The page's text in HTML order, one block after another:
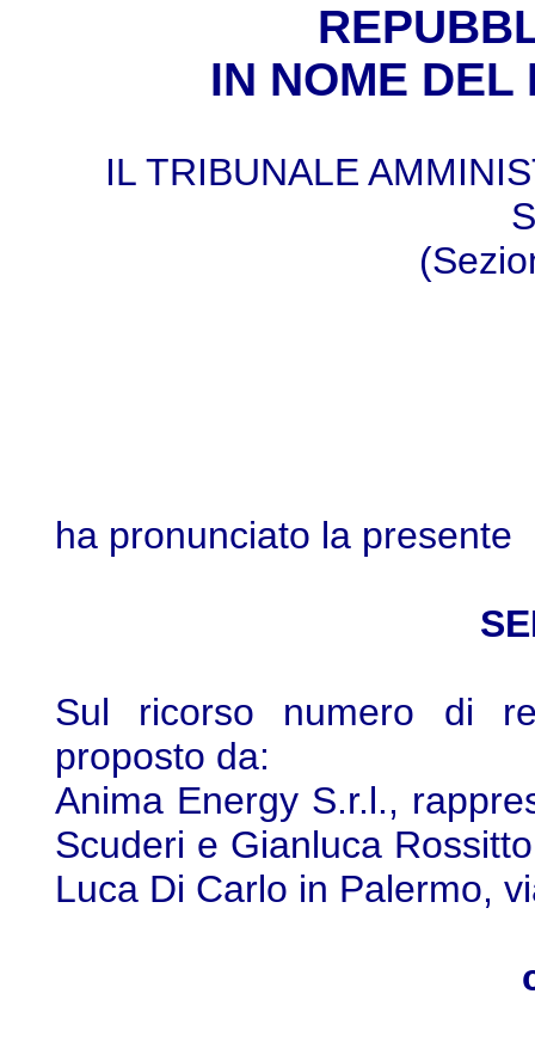
IN NOME DEL
IL TRIBUNALE
ha pronunciato la presente
Sul ricorso numero di
proposto da:
Anima Energy S.r.l.,
Scuderi e Gianluca
Luca Di Carlo in Palermo,